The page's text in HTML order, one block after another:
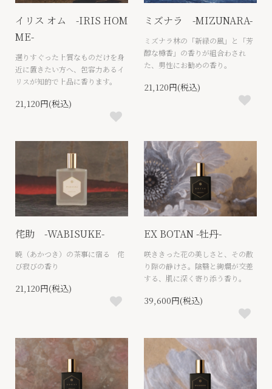
イリス オム -IRIS HOM
ME-
選りすぐった上質なものだけを身
近に置きたい方へ、包容力あるイ
リスが知的で上品に香ります。
21,120円(税込)
ミズナラ -MIZUNARA-
ミズナラ林の「新緑の風」と「芳
醇な樽香」の香りが組合わされ
た、男性にお勧めの香り。
21,120円(税込)
侘助 -WABISUKE-
暁（あかつき）の茶事に宿る 侘
び寂びの香り
21,120円(税込)
EX BOTAN -牡丹-
咲ききった花の美しさと、その散
り際の静けさ。陰翳と絢爛が交差
する、肌に深く寄り添う香り。
39,600円(税込)